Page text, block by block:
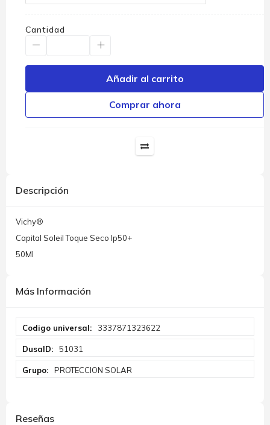
Cantidad
Añadir al carrito
Comprar ahora
Descripción
Vichy®
Capital Soleil Toque Seco Ip50+
50Ml
Más Información
Información
3337871323622
51031
PROTECCION SOLAR
Reseñas